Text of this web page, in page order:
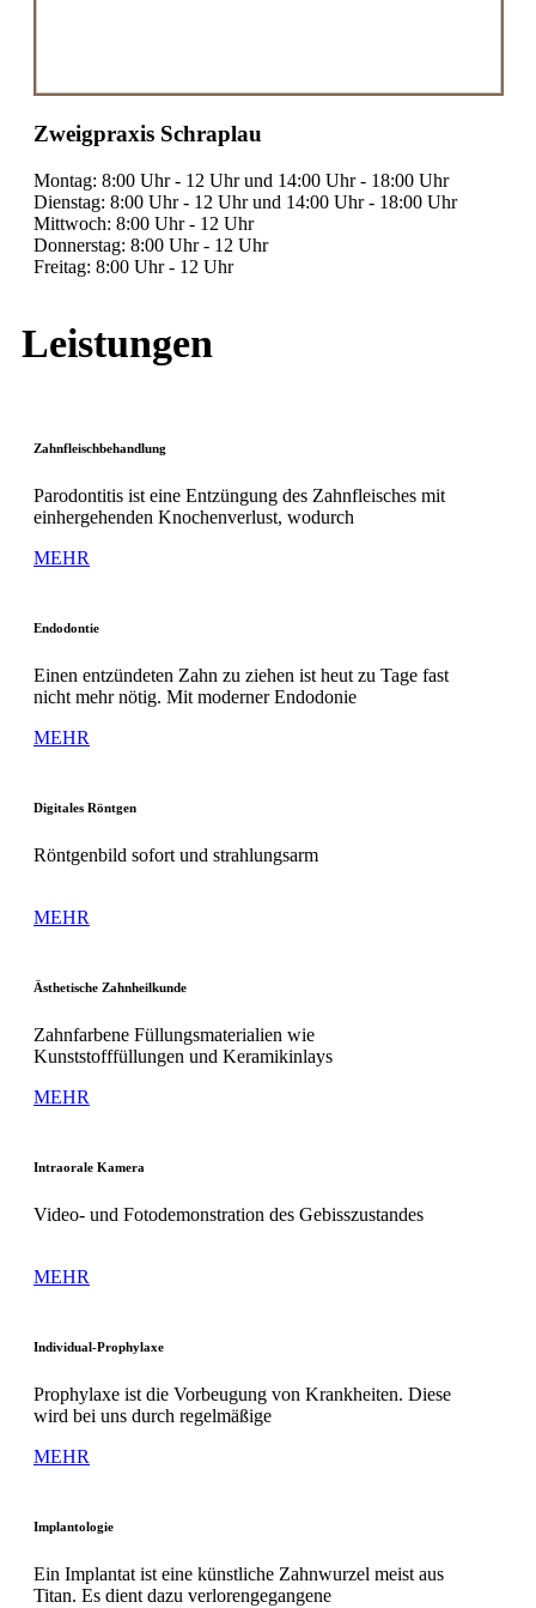
Zweigpraxis Schraplau
Montag: 8:00 Uhr - 12 Uhr und 14:00 Uhr - 18:00 Uhr
Dienstag: 8:00 Uhr - 12 Uhr und 14:00 Uhr - 18:00 Uhr
Mittwoch: 8:00 Uhr - 12 Uhr
Donnerstag: 8:00 Uhr - 12 Uhr
Freitag: 8:00 Uhr - 12 Uhr
Leistungen
Zahnfleischbehandlung
Parodontitis ist eine Entzüngung des Zahnfleisches mit
einhergehenden Knochenverlust, wodurch
MEHR
Endodontie
Einen entzündeten Zahn zu ziehen ist heut zu Tage fast
nicht mehr nötig. Mit moderner Endodonie
MEHR
Digitales Röntgen
Röntgenbild sofort und strahlungsarm
MEHR
Ästhetische Zahnheilkunde
Zahnfarbene Füllungsmaterialien wie
Kunststofffüllungen und Keramikinlays
MEHR
Intraorale Kamera
Video- und Fotodemonstration des Gebisszustandes
MEHR
Individual-Prophylaxe
Prophylaxe ist die Vorbeugung von Krankheiten. Diese
wird bei uns durch regelmäßige
MEHR
Implantologie
Ein Implantat ist eine künstliche Zahnwurzel meist aus
Titan. Es dient dazu verlorengegangene